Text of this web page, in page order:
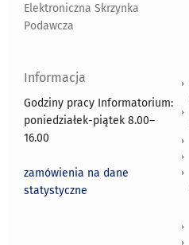
Elektroniczna Skrzynka
Podawcza
Informacja
Godziny pracy Informatorium:
poniedziałek-piątek 8.00–
16.00
zamówienia na dane
statystyczne